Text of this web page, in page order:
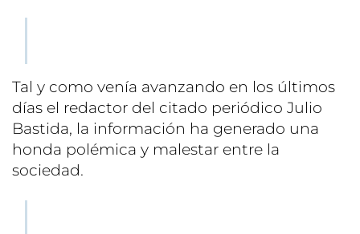
Tal y como venía avanzando en los últimos
días el redactor del citado periódico Julio
Bastida, la información ha generado una
honda polémica y malestar entre la
sociedad.